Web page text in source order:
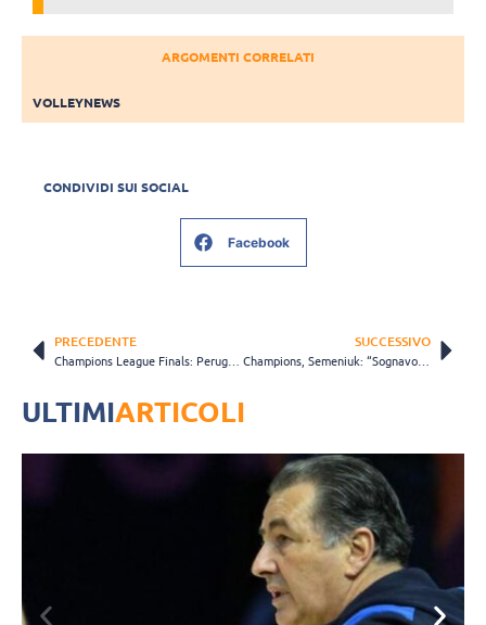
ARGOMENTI CORRELATI
VOLLEYNEWS
CONDIVIDI SUI SOCIAL
Facebook
PRECEDENTE SUCCESSIVO
Champions, Semeniuk: “Sognavo un finale così: dominanti contro i campioni di Polonia” (VIDEO)
ULTIMIARTICOLI